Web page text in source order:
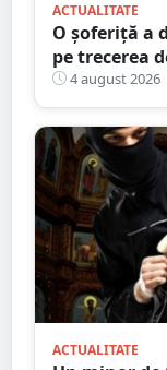
ACTUALITATE
O șoferiță a
pe trecerea
4 august 2026
ACTUALITATE